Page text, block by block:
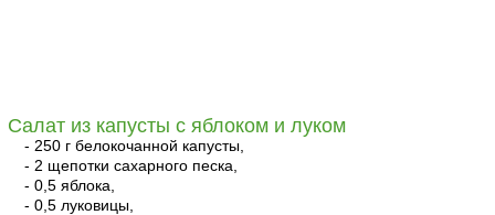
Салат из капусты с яблоком и луком
- 250 г белокочанной капусты,
- 2 щепотки сахарного песка,
- 0,5 яблока,
- 0,5 луковицы,